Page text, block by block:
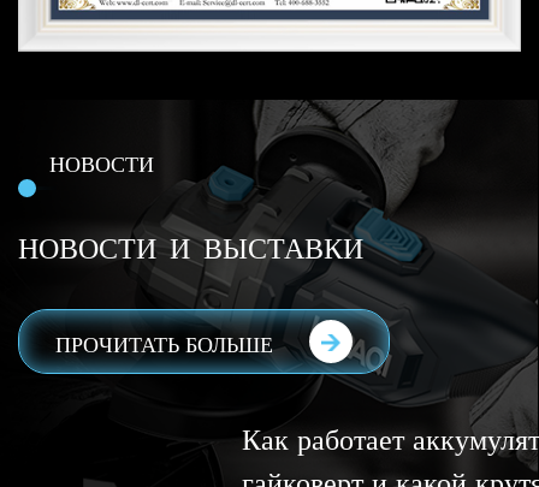
НОВОСТИ
НОВОСТИ И ВЫСТАВКИ
ПРОЧИТАТЬ БОЛЬШЕ
Как работает аккумуляторный ударный